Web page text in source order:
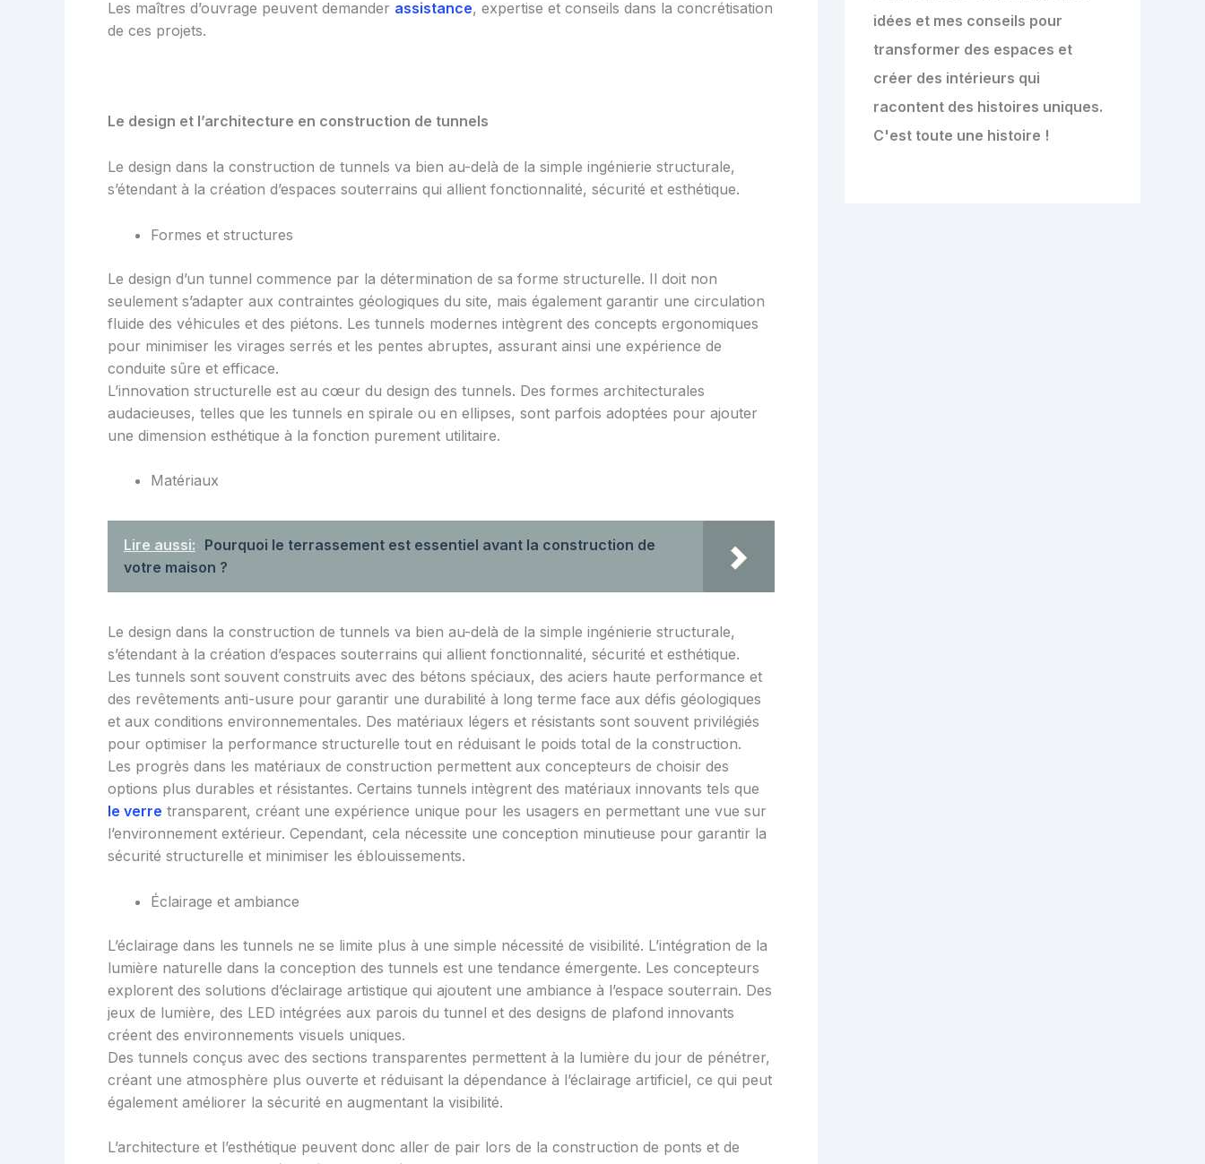
Les maîtres d’ouvrage peuvent demander assistance, expertise et conseils dans la concrétisation
de ces projets.
Le design et l’architecture en construction de tunnels
Le design dans la construction de tunnels va bien au-delà de la simple ingénierie structurale,
s’étendant à la création d’espaces souterrains qui allient fonctionnalité, sécurité et esthétique.
Formes et structures
Le design d’un tunnel commence par la détermination de sa forme structurelle. Il doit non
seulement s’adapter aux contraintes géologiques du site, mais également garantir une circulation
fluide des véhicules et des piétons. Les tunnels modernes intègrent des concepts ergonomiques
pour minimiser les virages serrés et les pentes abruptes, assurant ainsi une expérience de
conduite sûre et efficace.
L’innovation structurelle est au cœur du design des tunnels. Des formes architecturales
audacieuses, telles que les tunnels en spirale ou en ellipses, sont parfois adoptées pour ajouter
une dimension esthétique à la fonction purement utilitaire.
Matériaux
Lire aussi: Pourquoi le terrassement est essentiel avant la construction de
votre maison ?
Le design dans la construction de tunnels va bien au-delà de la simple ingénierie structurale,
s’étendant à la création d’espaces souterrains qui allient fonctionnalité, sécurité et esthétique.
Les tunnels sont souvent construits avec des bétons spéciaux, des aciers haute performance et
des revêtements anti-usure pour garantir une durabilité à long terme face aux défis géologiques
et aux conditions environnementales. Des matériaux légers et résistants sont souvent privilégiés
pour optimiser la performance structurelle tout en réduisant le poids total de la construction.
Les progrès dans les matériaux de construction permettent aux concepteurs de choisir des
options plus durables et résistantes. Certains tunnels intègrent des matériaux innovants tels que
le verre transparent, créant une expérience unique pour les usagers en permettant une vue sur
l’environnement extérieur. Cependant, cela nécessite une conception minutieuse pour garantir la
sécurité structurelle et minimiser les éblouissements.
Éclairage et ambiance
L’éclairage dans les tunnels ne se limite plus à une simple nécessité de visibilité. L’intégration de la
lumière naturelle dans la conception des tunnels est une tendance émergente. Les concepteurs
explorent des solutions d’éclairage artistique qui ajoutent une ambiance à l’espace souterrain. Des
jeux de lumière, des LED intégrées aux parois du tunnel et des designs de plafond innovants
créent des environnements visuels uniques.
Des tunnels conçus avec des sections transparentes permettent à la lumière du jour de pénétrer,
créant une atmosphère plus ouverte et réduisant la dépendance à l’éclairage artificiel, ce qui peut
également améliorer la sécurité en augmentant la visibilité.
L’architecture et l’esthétique peuvent donc aller de pair lors de la construction de ponts et de
idées et mes conseils pour
transformer des espaces et
créer des intérieurs qui
racontent des histoires uniques.
C'est toute une histoire !